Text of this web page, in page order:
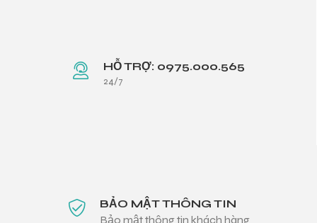
HỖ TRỢ: 0975.000.565
24/7
BẢO MẬT THÔNG TIN
Bảo mật thông tin khách hàng